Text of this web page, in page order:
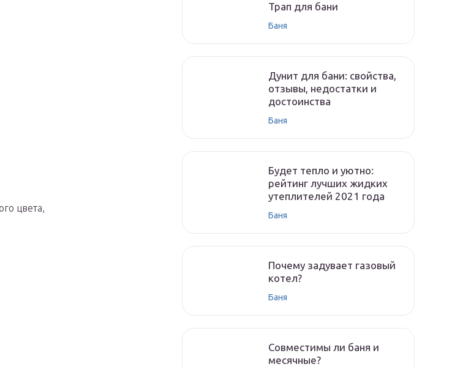
цвета,
Трап для бани
Баня
Дунит для бани: свойства,
отзывы, недостатки и
достоинства
Баня
Будет тепло и уютно:
рейтинг лучших жидких
утеплителей 2021 года
Баня
Почему задувает газовый
котел?
Баня
Совместимы ли баня и
месячные?